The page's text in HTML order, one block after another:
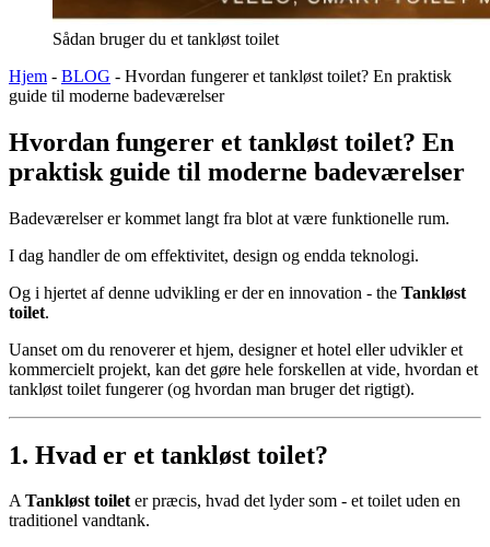
Sådan bruger du et tankløst toilet
Hjem - BLOG - Hvordan fungerer et tankløst toilet? En praktisk
guide til moderne badeværelser
Hvordan fungerer et tankløst toilet? En
praktisk guide til moderne badeværelser
Badeværelser er kommet langt fra blot at være funktionelle rum.
I dag handler de om effektivitet, design og endda teknologi.
Og i hjertet af denne udvikling er der en innovation - the Tankløst
toilet.
Uanset om du renoverer et hjem, designer et hotel eller udvikler et
kommercielt projekt, kan det gøre hele forskellen at vide, hvordan et
tankløst toilet fungerer (og hvordan man bruger det rigtigt).
1. Hvad er et tankløst toilet?
ATankløst toileter præcis, hvad det lyder som - et toilet uden en
traditionel vandtank.